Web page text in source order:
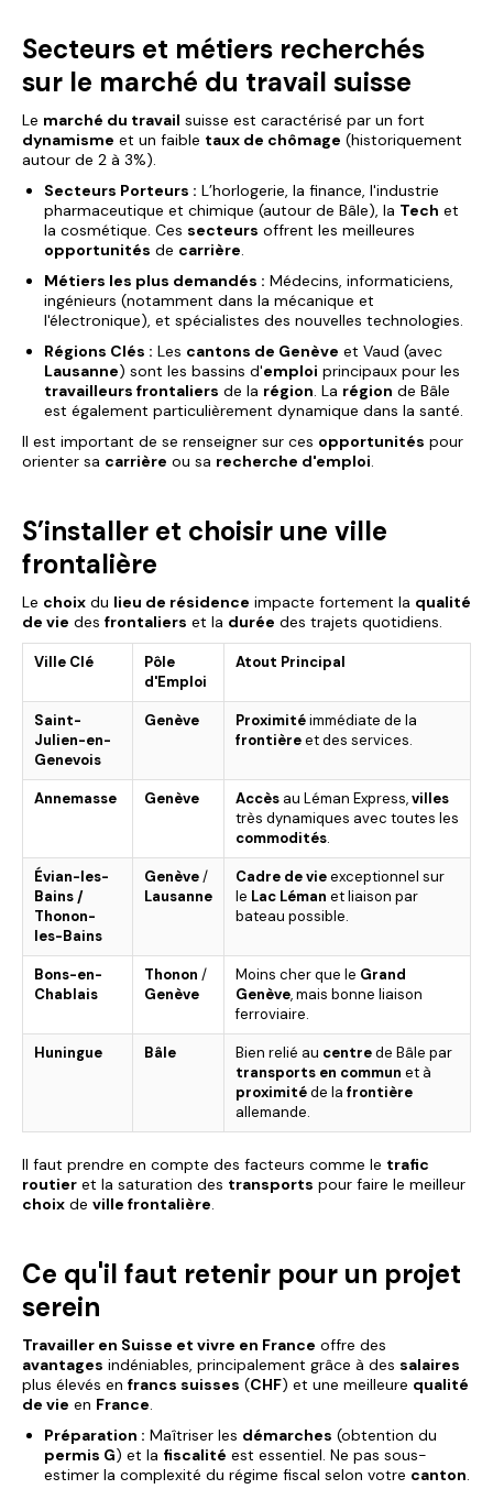
Secteurs et métiers recherchés
sur le marché du travail suisse
Le marché du travail suisse est caractérisé par un fort
dynamisme et un faible taux de chômage (historiquement
autour de 2 à 3%).
Secteurs Porteurs : L’horlogerie, la finance, l'industrie
pharmaceutique et chimique (autour de Bâle), la Tech et
la cosmétique. Ces secteurs offrent les meilleures
opportunités de carrière.
Métiers les plus demandés : Médecins, informaticiens,
ingénieurs (notamment dans la mécanique et
l'électronique), et spécialistes des nouvelles technologies.
Régions Clés : Les cantons de Genève et Vaud (avec
Lausanne) sont les bassins d'emploi principaux pour les
travailleurs frontaliers de la région. La région de Bâle
est également particulièrement dynamique dans la santé.
Il est important de se renseigner sur ces opportunités pour
orienter sa carrière ou sa recherche d'emploi.
S’installer et choisir une ville
frontalière
Le choix du lieu de résidence impacte fortement la qualité
de vie des frontaliers et la durée des trajets quotidiens.
Ville Clé
Pôle
d'Emploi
Atout Principal
Saint-
Julien-en-
Genevois
Genève Proximitéimmédiate de la
frontièreet des services.
Annemasse Genève Accès au Léman Express,villes
très dynamiques avec toutes les
commodités.
Évian-les-
Bains /
Thonon-
les-Bains
Genève/
Lausanne
Cadre de vieexceptionnel sur
le Lac Léman et liaison par
bateau possible.
Bons-en-
Chablais
Thonon /
Genève
Moins cher que le Grand
Genève, mais bonne liaison
ferroviaire.
Huningue Bâle Bien relié au centrede Bâle par
transports en commun et à
proximitéde la frontière
allemande.
Il faut prendre en compte des facteurs comme le trafic
routier et la saturation des transports pour faire le meilleur
choix de ville frontalière.
Ce qu'il faut retenir pour un projet
serein
Travailler en Suisse et vivre en France offre des
avantages indéniables, principalement grâce à des salaires
plus élevés en francs suisses (CHF) et une meilleure qualité
de vie en France.
Préparation : Maîtriser les démarches (obtention du
permis G) et la fiscalité est essentiel. Ne pas sous-
estimer la complexité du régime fiscal selon votre canton.